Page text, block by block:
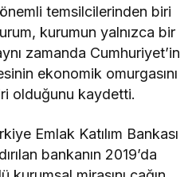
temsilcilerinden biri
kurumun yalnızca bir
zamanda Cumhuriyet’in
ekonomik omurgasını
olduğunu kaydetti.
Emlak Katılım Bankası
bankanın 2019’da